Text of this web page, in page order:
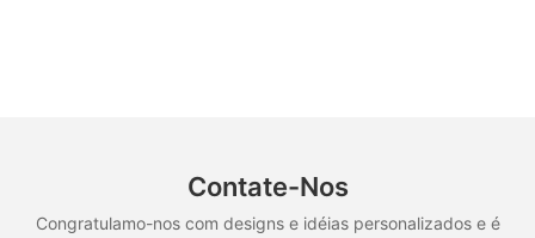
Contate-Nos
Congratulamo-nos com designs e idéias personalizados e é